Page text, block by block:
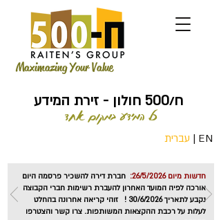
Maximazing Your Value
ח/500 חולון - זירת המידע
חדשות מיום 26/5/2026:
חברת דירה להשכיר פרסמה היום
אורכה לפיה המועד האחרון להעברת רשימות חברי הקבוצה
נקבע לתאריך 30/6/2026 ! זוהי קריאה אחרונה בהחלט
לעלות על רכבת ההקצאות המשותפות. צרו קשר והצטרפו
כל המידע במקום אחד
EN
| עברית